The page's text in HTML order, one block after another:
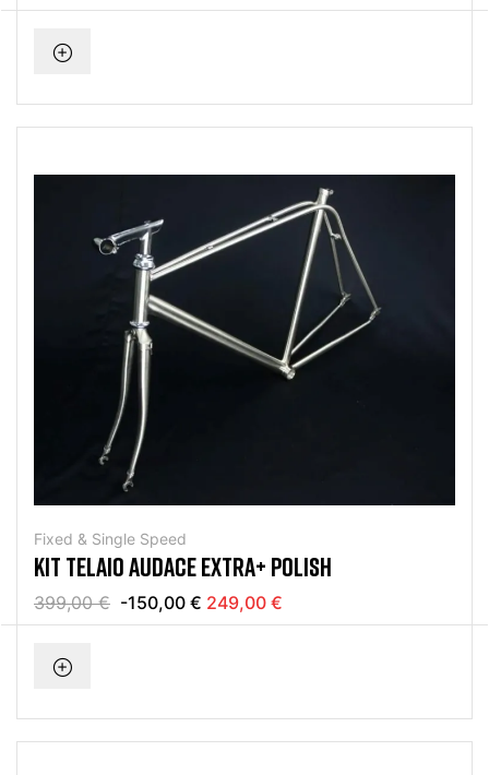
Fixed & Single Speed
KIT TELAIO AUDACE EXTRA+ POLISH
399,00 € -150,00 € 249,00 €